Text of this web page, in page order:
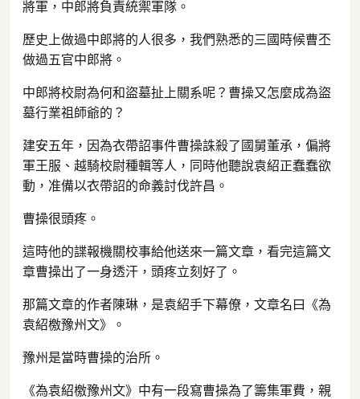
將軍，中郎將負責統禦軍隊。
歷史上做過中郎將的人很多，我們熟悉的三國時候曹丕
做過五官中郎將。
中郎將校尉為何和盜墓扯上關系呢？曹操又怎麼成為盜
墓行業祖師爺的？
建安五年，因為衣帶詔事件曹操誅殺了國舅董承，偏將
軍王服、越騎校尉種輯等人，同時他聽說袁紹正蠢蠢欲
動，准備以衣帶詔的命義討伐許昌。
曹操很頭疼。
這時他的諜報機關校事給他送來一篇文章，看完這篇文
章曹操出了一身透汗，頭疼立刻好了。
那篇文章的作者陳琳，是袁紹手下幕僚，文章名曰《為
袁紹檄豫州文》。
豫州是當時曹操的治所。
《為袁紹檄豫州文》中有一段寫曹操為了籌集軍費，親